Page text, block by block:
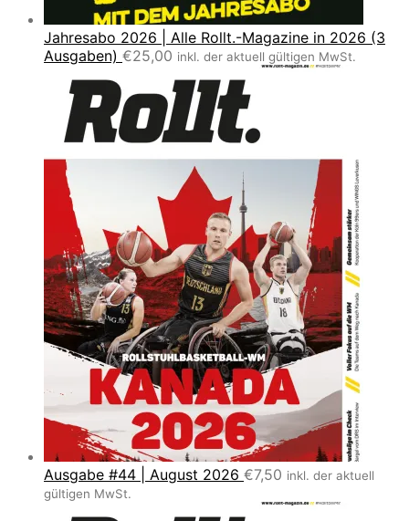
Jahresabo 2026 | Alle Rollt.-Magazine in 2026 (3
Ausgaben) €25,00 inkl. der aktuell gültigen MwSt.
Ausgabe #44 | August 2026 €7,50 inkl. der aktuell
gültigen MwSt.